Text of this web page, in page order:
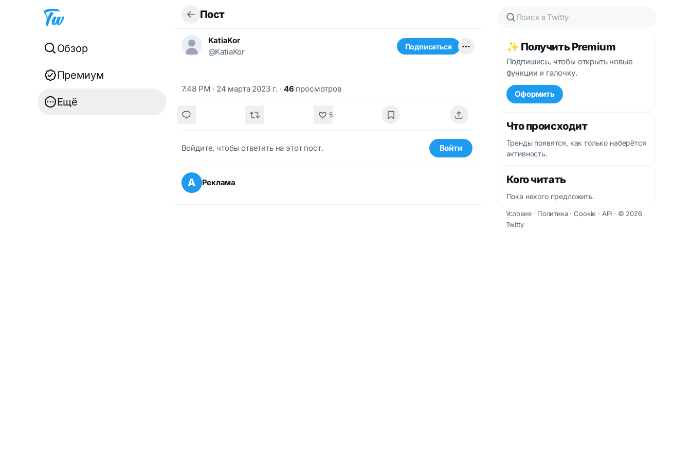
Обзор
Премиум
Ещё
Пост
KatiaKor
@KatiaKor
Подписаться
7:48 PM · 24 марта 2023 г. · 46 просмотров
5
Войдите, чтобы ответить на этот пост. Войти
А Реклама
✨ Получить Premium
Подпишись, чтобы открыть новые
функции и галочку.
Оформить
Что происходит
Тренды появятся, как только наберётся
активность.
Кого читать
Пока некого предложить.
Условия· Политика·Cookie · API · © 2026
Twitty